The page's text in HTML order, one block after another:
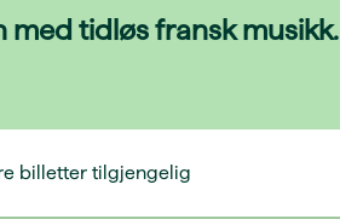
med tidløs fransk musikk.
billetter tilgjengelig